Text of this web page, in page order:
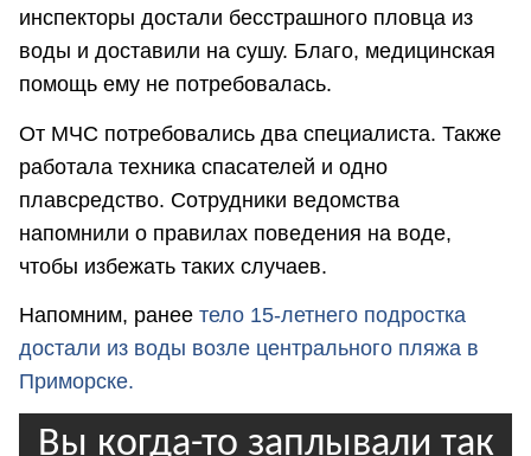
инспекторы достали бесстрашного пловца из
воды и доставили на сушу. Благо, медицинская
помощь ему не потребовалась.
От МЧС потребовались два специалиста. Также
работала техника спасателей и одно
плавсредство. Сотрудники ведомства
напомнили о правилах поведения на воде,
чтобы избежать таких случаев.
Напомним, ранее тело 15-летнего подростка
достали из воды возле центрального пляжа в
Приморске.